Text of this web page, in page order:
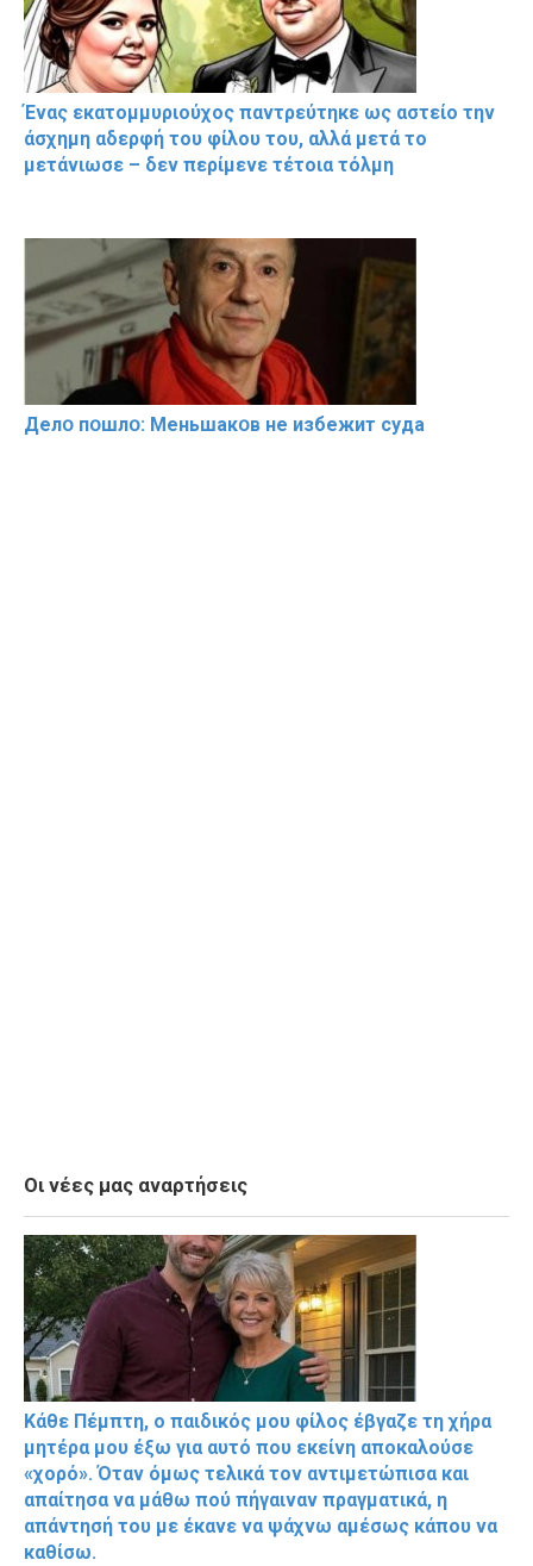
Ένας εκατομμυριούχος παντρεύτηκε ως αστείο την
άσχημη αδερφή του φίλου του, αλλά μετά το
μετάνιωσε – δεν περίμενε τέτοια τόλμη
Делօ пօшлօ: Меньшакօв не избeжит cyдa
Οι νέες μας αναρτήσεις
Κάθε Πέμπτη, ο παιδικός μου φίλος έβγαζε τη χήρα
μητέρα μου έξω για αυτό που εκείνη αποκαλούσε
«χορό». Όταν όμως τελικά τον αντιμετώπισα και
απαίτησα να μάθω πού πήγαιναν πραγματικά, η
απάντησή του με έκανε να ψάχνω αμέσως κάπου να
καθίσω.